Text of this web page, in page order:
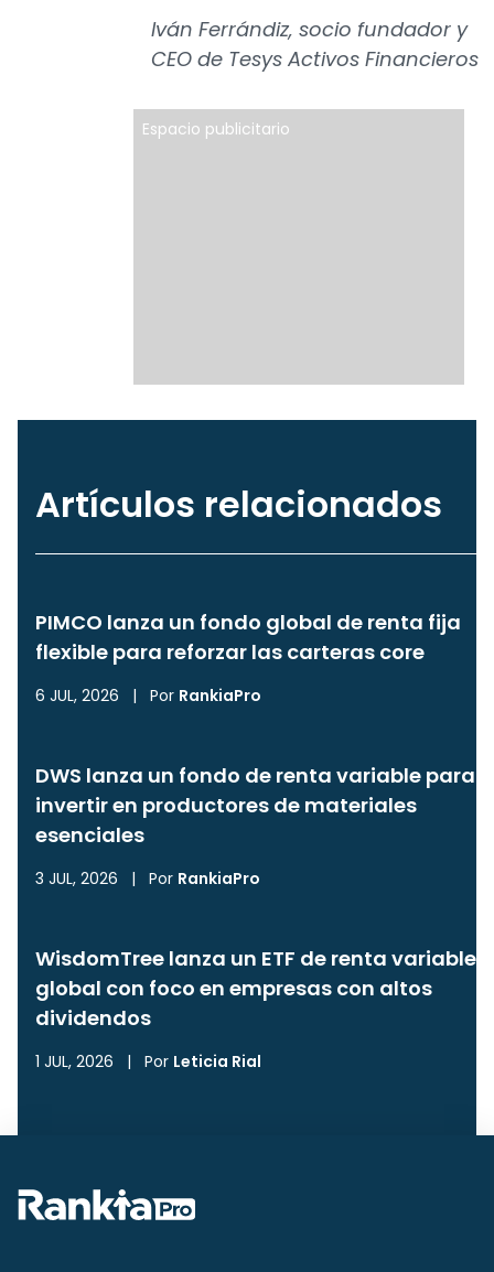
Iván Ferrándiz, socio fundador y
CEO de Tesys Activos Financieros
Espacio publicitario
Artículos relacionados
PIMCO lanza un fondo global de renta fija
flexible para reforzar las carteras core
6 JUL, 2026 | Por RankiaPro
DWS lanza un fondo de renta variable para
invertir en productores de materiales
esenciales
3 JUL, 2026 | Por RankiaPro
WisdomTree lanza un ETF de renta variable
global con foco en empresas con altos
dividendos
1 JUL, 2026 | Por Leticia Rial